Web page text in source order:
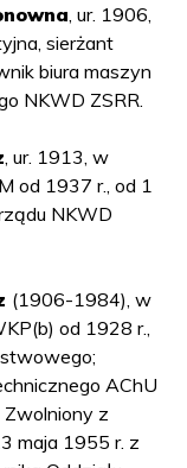
, ur. 1906,
sierżant
biura maszyn
NKWD ZSRR.
, ur. 1913, w
od 1937 r., od 1
NKWD
(1906-1984), w
od 1928 r.,
AChU
Zwolniony z
maja 1955 r. z